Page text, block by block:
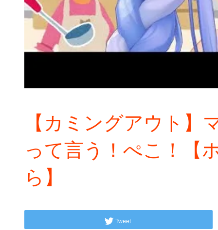
【カミングアウト】
って言う！ぺこ！【
ら】
Tweet